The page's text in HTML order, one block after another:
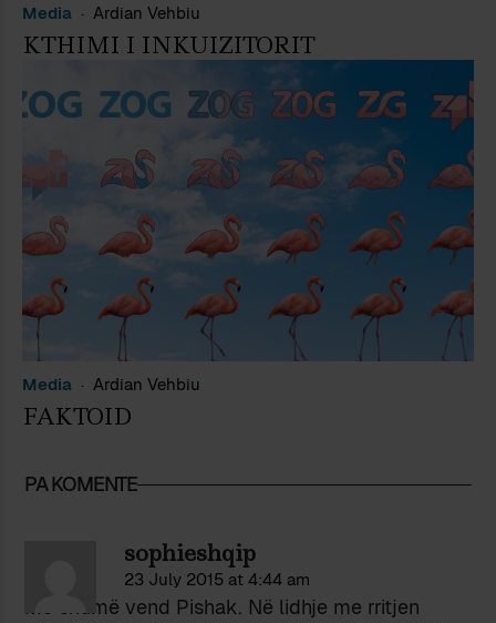
Media Ardian Vehbiu
KTHIMI I INKUIZITORIT
Media Ardian Vehbiu
FAKTOID
PA KOMENTE
sophieshqip
23 July 2015 at 4:44 am
Me shumë vend Pishak. Në lidhje me rritjen